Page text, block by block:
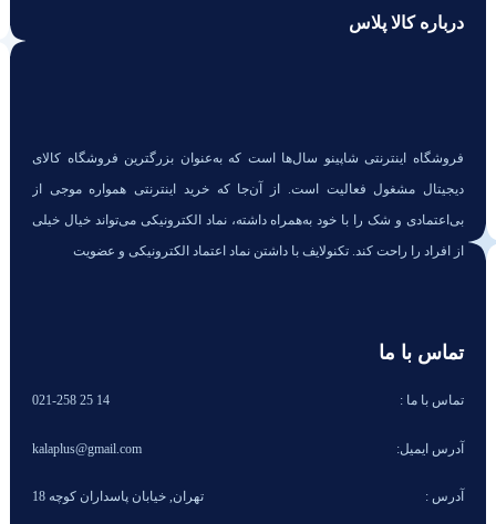
درباره کالا پلاس
فروشگاه اینترنتی شاپینو سال‌ها است که به‌عنوان بزرگترین فروشگاه کالای
دیجیتال مشغول فعالیت است. از آن‌جا که خرید اینترنتی همواره موجی از
بی‌اعتمادی و شک را با خود به‌همراه داشته، نماد الکترونیکی می‌تواند خیال خیلی
از افراد را راحت کند. تکنولایف با داشتن نماد اعتماد الکترونیکی و عضویت
تماس با ما
تماس با ما : 14 25 021-258
آدرس ایمیل: kalaplus@gmail.com
آدرس : تهران, خیابان پاسداران کوچه 18